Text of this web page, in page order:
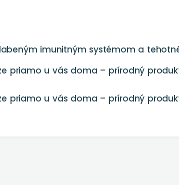
imunitným systémom a
priamo u vás doma – prírodný
priamo u vás doma – prírodný